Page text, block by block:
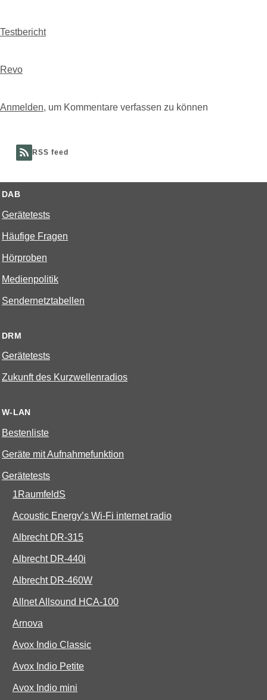
Testbericht
Revo
Anmelden, um Kommentare verfassen zu können
RSS feed
DAB
Gerätetests
Häufige Fragen
Hörproben
Medienpolitik
Sendernetztabellen
DRM
Gerätetests
Zukunft des Kurzwellenradios
W-LAN
Bestenliste
Geräte mit Aufnahmefunktion
Gerätetests
1RaumfeldS
Acoustic Energy’s Wi-Fi internet radio
Albrecht DR-315
Albrecht DR-440i
Albrecht DR-460W
Allnet Allsound HCA-100
Arnova
Avox Indio Classic
Avox Indio Petite
Avox Indio mini